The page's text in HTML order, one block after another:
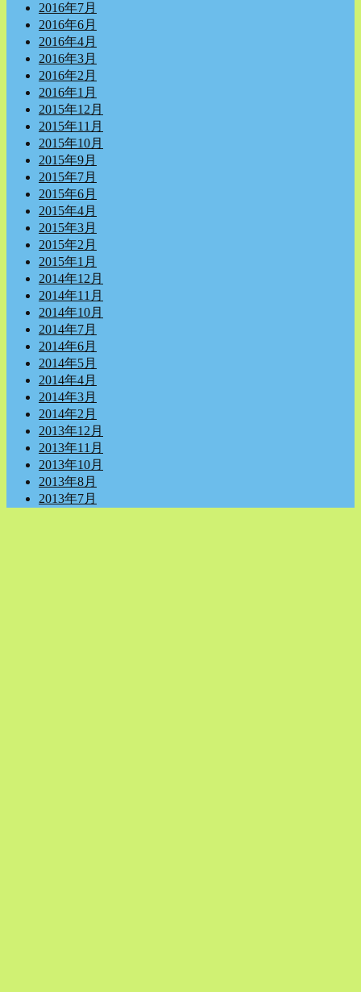
2016年7月
2016年6月
2016年4月
2016年3月
2016年2月
2016年1月
2015年12月
2015年11月
2015年10月
2015年9月
2015年7月
2015年6月
2015年4月
2015年3月
2015年2月
2015年1月
2014年12月
2014年11月
2014年10月
2014年7月
2014年6月
2014年5月
2014年4月
2014年3月
2014年2月
2013年12月
2013年11月
2013年10月
2013年8月
2013年7月